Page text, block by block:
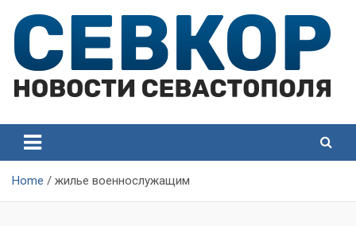
content
Севастополя
Севастополя
Home жилье военнослужащим